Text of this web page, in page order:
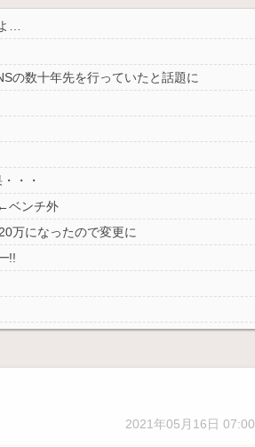
…
の数十年先を行っていたと話題に
・・
ベンチ外
万になったので変更に
2021年05月16日 07:00